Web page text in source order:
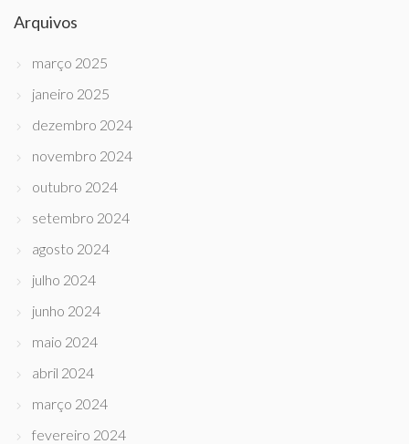
Arquivos
março 2025
janeiro 2025
dezembro 2024
novembro 2024
outubro 2024
setembro 2024
agosto 2024
julho 2024
junho 2024
maio 2024
abril 2024
março 2024
fevereiro 2024